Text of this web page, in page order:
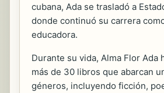
cubana, Ada se trasladó a
donde continuó su carrera
educadora.
Durante su vida, Alma Flor Ada
más de 30 libros que abarcan
géneros, incluyendo ficción,